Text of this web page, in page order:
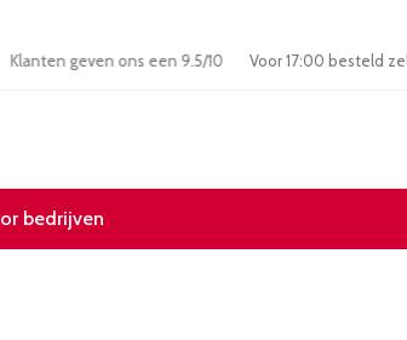
Klanten geven ons een 9.5/10 Voor 17:00
bedrijven